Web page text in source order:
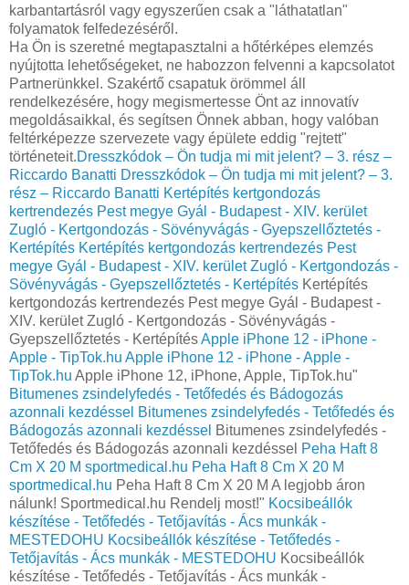
karbantartásról vagy egyszerűen csak a "láthatatlan"
folyamatok felfedezéséről.
Ha Ön is szeretné megtapasztalni a hőtérképes elemzés
nyújtotta lehetőségeket, ne habozzon felvenni a kapcsolatot
Partnerünkkel. Szakértő csapatuk örömmel áll
rendelkezésére, hogy megismertesse Önt az innovatív
megoldásaikkal, és segítsen Önnek abban, hogy valóban
feltérképezze szervezete vagy épülete eddig "rejtett"
történeteit.Dresszkódok – Ön tudja mi mit jelent? – 3. rész –
Riccardo Banatti Dresszkódok – Ön tudja mi mit jelent? – 3.
rész – Riccardo Banatti Kertépítés kertgondozás
kertrendezés Pest megye Gyál - Budapest - XIV. kerület
Zugló - Kertgondozás - Sövényvágás - Gyepszellőztetés -
Kertépítés Kertépítés kertgondozás kertrendezés Pest
megye Gyál - Budapest - XIV. kerület Zugló - Kertgondozás -
Sövényvágás - Gyepszellőztetés - Kertépítés Kertépítés
kertgondozás kertrendezés Pest megye Gyál - Budapest -
XIV. kerület Zugló - Kertgondozás - Sövényvágás -
Gyepszellőztetés - KertépítésApple iPhone 12 - iPhone -
Apple - TipTok.hu Apple iPhone 12 - iPhone - Apple -
TipTok.hu Apple iPhone 12, iPhone, Apple, TipTok.hu"
Bitumenes zsindelyfedés - Tetőfedés és Bádogozás
azonnali kezdéssel Bitumenes zsindelyfedés - Tetőfedés és
Bádogozás azonnali kezdéssel Bitumenes zsindelyfedés -
Tetőfedés és Bádogozás azonnali kezdéssel Peha Haft 8
Cm X 20 M sportmedical.hu Peha Haft 8 Cm X 20 M
sportmedical.hu Peha Haft 8 Cm X 20 M A legjobb áron
nálunk! Sportmedical.hu Rendelj most!" Kocsibeállók
készítése - Tetőfedés - Tetőjavítás - Ács munkák -
MESTEDOHU Kocsibeállók készítése - Tetőfedés -
Tetőjavítás - Ács munkák - MESTEDOHU Kocsibeállók
készítése - Tetőfedés - Tetőjavítás - Ács munkák -